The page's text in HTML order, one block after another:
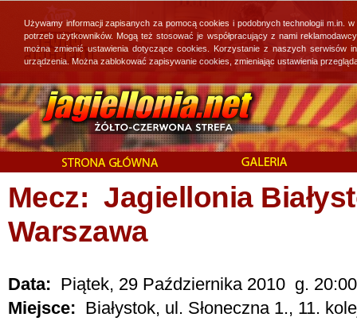
Mecz: Jagiellonia
Warszawa
Data: Piątek, 29 Października 2010 g. 20:00
Miejsce: Białystok, ul. Słoneczna 1., 11.
Używamy informacji zapisanych za pomocą cookies i podobnych technologii
potrzeb użytkowników. Mogą też stosować je współpracujący z nami
można zmienić ustawienia dotyczące cookies. Korzystanie z naszych
urządzenia. Można zablokować zapisywanie cookies, zmieniając ustawienia